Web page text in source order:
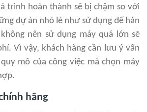
trình hoàn thành sẽ bị chậm so với
dự án nhỏ lẻ như sử dụng để hàn
nên sử dụng máy quá lớn sẽ
Vì vậy, khách hàng cần lưu ý vấn
mô của công việc mà chọn máy
hãng